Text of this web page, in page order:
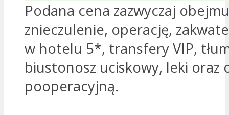
Podana cena zazwyczaj
znieczulenie, operację,
w hotelu 5*, transfery VIP,
biustonosz uciskowy, leki oraz
pooperacyjną.